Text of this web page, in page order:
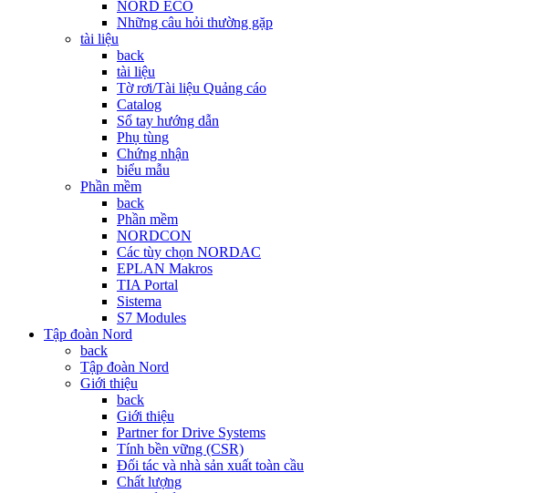
NORD ECO
Những câu hỏi thường gặp
tài liệu
back
tài liệu
Tờ rơi/Tài liệu Quảng cáo
Catalog
Sổ tay hướng dẫn
Phụ tùng
Chứng nhận
biểu mẫu
Phần mềm
back
Phần mềm
NORDCON
Các tùy chọn NORDAC
EPLAN Makros
TIA Portal
Sistema
S7 Modules
Tập đoàn Nord
back
Tập đoàn Nord
Giới thiệu
back
Giới thiệu
Partner for Drive Systems
Tính bền vững (CSR)
Đối tác và nhà sản xuất toàn cầu
Chất lượng